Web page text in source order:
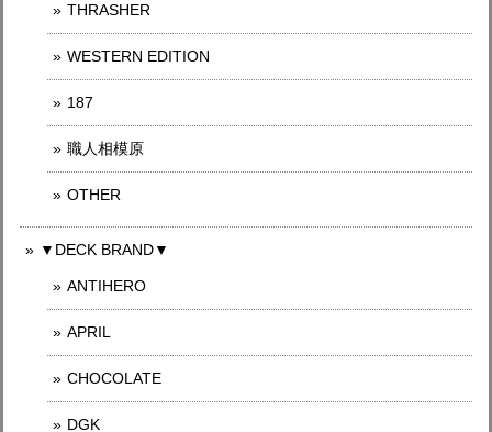
THRASHER
WESTERN EDITION
187
職人相模原
OTHER
▼DECK BRAND▼
ANTIHERO
APRIL
CHOCOLATE
DGK